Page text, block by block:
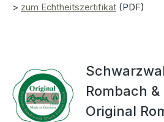
> zum Echtheitszertifikat (PDF)
Rombach &
Original